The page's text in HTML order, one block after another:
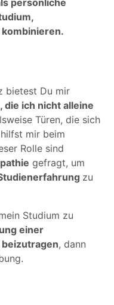
persönliche
bietest Du mir
die ich nicht alleine
Türen, die sich
mir beim
Rolle sind
gefragt, um
zu
Studium zu
einer
, dann